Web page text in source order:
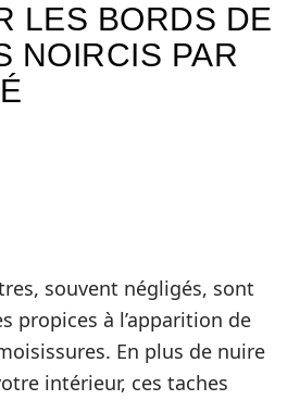
LES BORDS DE
NOIRCIS PAR
souvent négligés, sont
propices à l’apparition de
En plus de nuire
intérieur, ces taches